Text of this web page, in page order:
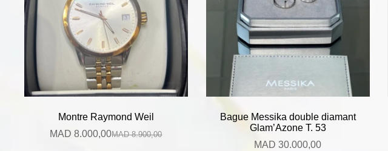
Montre Raymond Weil
MAD8.900,00
MAD 8.000,00
Bague Messika double diamant
Glam’Azone T. 53
MAD 30.000,00